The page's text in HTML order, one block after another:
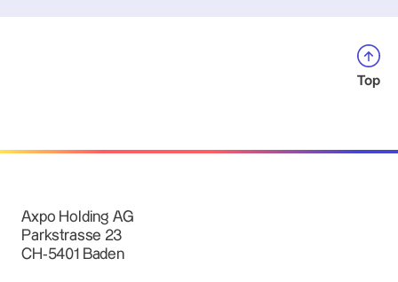
Top
Axpo Holding AG
Parkstrasse 23
CH-5401 Baden